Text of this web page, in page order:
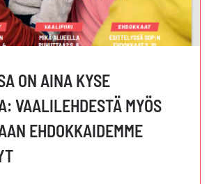
ON AINA KYSE
VAALILEHDESTÄ MYÖS
EHDOKKAIDEMME